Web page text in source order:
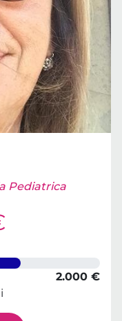
Pediatrica
2.000 €